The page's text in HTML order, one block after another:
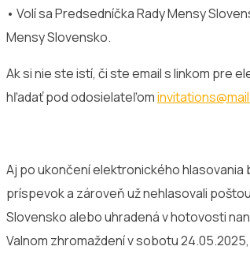
• Volí sa Predsedníčka Rady Mensy
Mensy Slovensko.
Ak si nie ste istí, či ste email s linkom pre
hľadať pod odosielateľom
Aj po ukončení elektronického
príspevok a zároveň už nehlasovali
Slovensko alebo uhradená v hotovosti
Valnom zhromaždení v sobotu